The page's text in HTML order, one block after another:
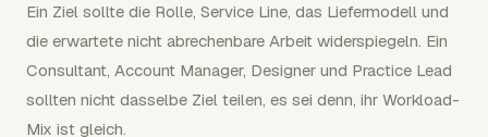
Ein Ziel sollte die Rolle, Service Line, das Liefermodell und
die erwartete nicht abrechenbare Arbeit widerspiegeln. Ein
Consultant, Account Manager, Designer und Practice Lead
sollten nicht dasselbe Ziel teilen, es sei denn, ihr Workload-
Mix ist gleich.